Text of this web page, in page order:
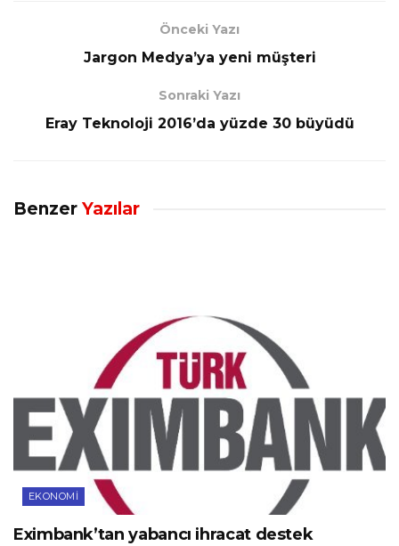
Önceki Yazı
Jargon Medya’ya yeni müşteri
Sonraki Yazı
Eray Teknoloji 2016’da yüzde 30 büyüdü
Benzer Yazılar
EKONOMI
Eximbank’tan yabancı ihracat destek